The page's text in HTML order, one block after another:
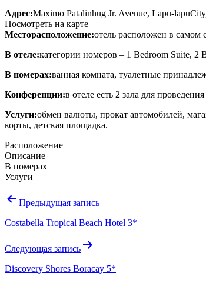
Адрес:Maximo Patalinhug Jr. Avenue, Lapu-
Посмотреть на карте
Месторасположение:отель расположен в самом
В отеле:категории номеров – 1 Bedroom Suite, 2
В номерах:ванная комната, туалетные
Конференции:в отеле есть 2 зала для
Услуги:обмен валюты, прокат автомобилей,
корты, детская площадка.
Расположение
Описание
В номерах
Услуги
Навигация
записям
Предыдущая запись
Costabella Tropical Beach Hotel 3*
Следующая запись
Discovery Shores Boracay 5*